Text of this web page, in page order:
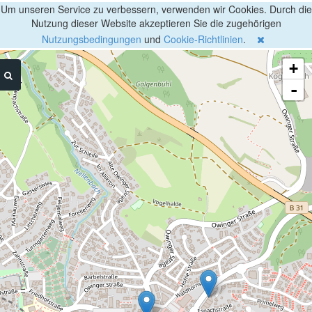
Um unseren Service zu verbessern, verwenden wir Cookies. Durch die
Nutzung dieser Website akzeptieren Sie die zugehörigen
Nutzungsbedingungen und Cookie-Richtlinien.
+
-